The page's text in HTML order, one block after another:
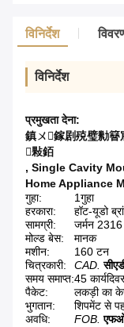
विनिर्देश
विनिर्देश
प्रमुखता देना:
鎮ㄨ鎵剧殑璧勬
敤銆
, Single Cavity
Home Appliance
गुहा:
1गुहा
हरकारा:
हॉट-यूडो
सामग्री:
जर्मन
मोल्ड बेस:
मानक
मशीन:
160 टन
चित्रकारी:
CAD.
समय समाप्त:45
पैकेट:
लकड़ी का
भुगतान:
शिपमेंट से
अवधि:
FOB.